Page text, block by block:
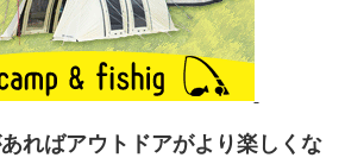
ればアウトドアがより楽しくな